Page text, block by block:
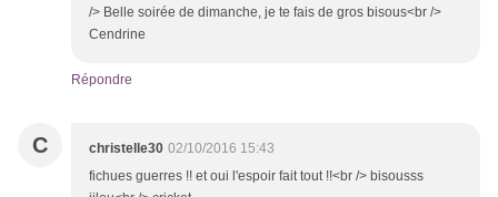
/> Belle soirée de dimanche, je te fais de gros bisous<br />
Cendrine
Répondre
C christelle30 02/10/2016 15:43
fichues guerres !! et oui l'espoir fait tout !!<br /> bisousss